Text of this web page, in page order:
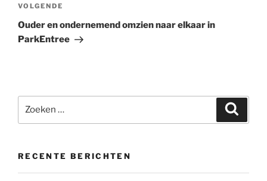
Volgend
bericht
VOLGENDE
Ouder en ondernemend omzien naar elkaar in
ParkEntree
naar:
RECENTE BERICHTEN